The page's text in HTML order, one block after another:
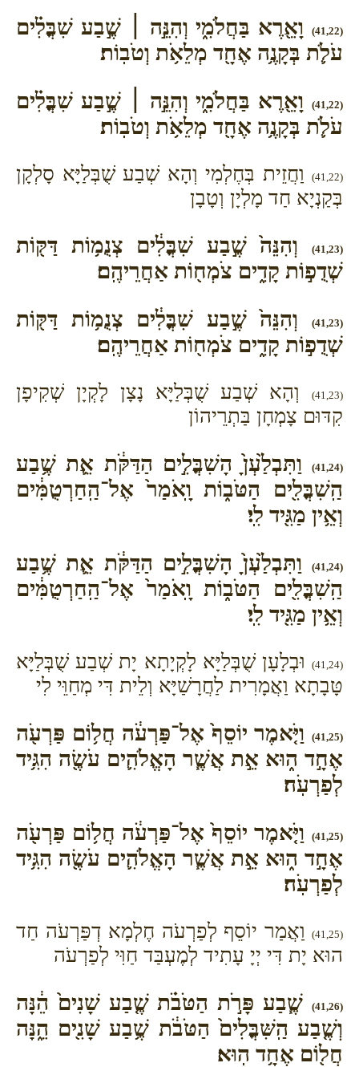
(41,22)
וָאֵ֖רֶא בַּחֲלֹמִ֑י וְהִנֵּ֣ה ׀ שֶׁ֣בַע שִׁבֳּלִ֗ים
עֹלֹ֛ת בְּקָנֶ֥ה אֶחָ֖ד מְלֵאֹ֥ת וְטֹבֽוֹת׃
(41,22)
וָאֵ֖רֶא בַּחֲלֹמִ֑י וְהִנֵּ֣ה ׀ שֶׁ֣בַע שִׁבֳּלִ֗ים
עֹלֹ֛ת בְּקָנֶ֥ה אֶחָ֖ד מְלֵאֹ֥ת וְטֹבֽוֹת׃
(41,22)
וַחֲזֵית בְּחֶלְמִי וְהָא שְׁבַע שֻׁבְּלַיָּא סָלְקָן
בְּקַנְיָא חַד מָלְיָן וְטָבָן
(41,23)
וְהִנֵּה֙ שֶׁ֣בַע שִׁבֳּלִ֔ים צְנֻמ֥וֹת דַּקּ֖וֹת
שְׁדֻפ֣וֹת קָדִ֑ים צֹמְח֖וֹת אַחֲרֵיהֶֽם׃
(41,23)
וְהִנֵּה֙ שֶׁ֣בַע שִׁבֳּלִ֔ים צְנֻמ֥וֹת דַּקּ֖וֹת
שְׁדֻפ֣וֹת קָדִ֑ים צֹמְח֖וֹת אַחֲרֵיהֶֽם׃
(41,23)
וְהָא שְׁבַע שֻׁבְּלַיָּא נָצָן לָקְיָן שְׁקִיפָן
קִדּוּם צָמְחָן בַּתְרֵיהוֹן
(41,24)
וַתִּבְלַ֙עְןָ֙ הָשִׁבֳּלִ֣ים הַדַּקֹּ֔ת אֵ֛ת שֶׁ֥בַע
הַֽשִׁבֳּלִ֖ים הַטֹּב֑וֹת וָֽאֹמַר֙ אֶל־הַֽחַרְטֻמִּ֔ים
וְאֵ֥ין מַגִּ֖יד לִֽי׃
(41,24)
וַתִּבְלַ֙עְןָ֙ הָשִׁבֳּלִ֣ים הַדַּקֹּ֔ת אֵ֛ת שֶׁ֥בַע
הַֽשִׁבֳּלִ֖ים הַטֹּב֑וֹת וָֽאֹמַר֙ אֶל־הַֽחַרְטֻמִּ֔ים
וְאֵ֥ין מַגִּ֖יד לִֽי׃
(41,24)
וּבְלָעָן שֻׁבְּלַיָּא לָקְיָתָא יָת שְׁבַע שֻׁבְּלַיָּא
טָּבָתָא וַאֲמָרִית לַחֲרָשַׁיָּא וְלֵית דִּי מְחַוֵּי לִי
(41,25)
וַיֹּ֤אמֶר יוֹסֵף֙ אֶל־פַּרְעֹ֔ה חֲל֥וֹם פַּרְעֹ֖ה
אֶחָ֣ד ה֑וּא אֵ֣ת אֲשֶׁ֧ר הָאֱלֹהִ֛ים עֹשֶׂ֖ה הִגִּ֥יד
לְפַרְעֹֽה׃
(41,25)
וַיֹּ֤אמֶר יוֹסֵף֙ אֶל־פַּרְעֹ֔ה חֲל֥וֹם פַּרְעֹ֖ה
אֶחָ֣ד ה֑וּא אֵ֣ת אֲשֶׁ֧ר הָאֱלֹהִ֛ים עֹשֶׂ֖ה הִגִּ֥יד
לְפַרְעֹֽה׃
(41,25)
וַאֲמַר יוֹסֵף לְפַרְעֹה חֶלְמָא דְפַּרְעֹה חַד
הוּא יָת דִּי יְיָ עָתִיד לְמֶעְבַּד חַוִּי לְפַרְעֹה
(41,26)
שֶׁ֧בַע פָּרֹ֣ת הַטֹּבֹ֗ת שֶׁ֤בַע שָׁנִים֙ הֵ֔נָּה
וְשֶׁ֤בַע הַֽשִּׁבֳּלִים֙ הַטֹּבֹ֔ת שֶׁ֥בַע שָׁנִ֖ים הֵ֑נָּה
חֲל֖וֹם אֶחָ֥ד הֽוּא׃